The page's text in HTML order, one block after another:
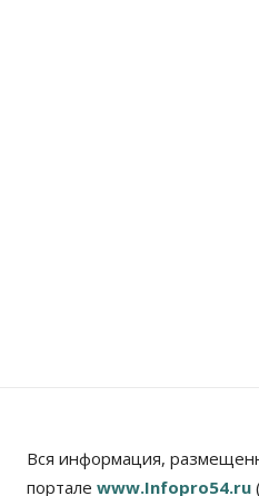
Вся информация,
портале www.Infopro54.ru